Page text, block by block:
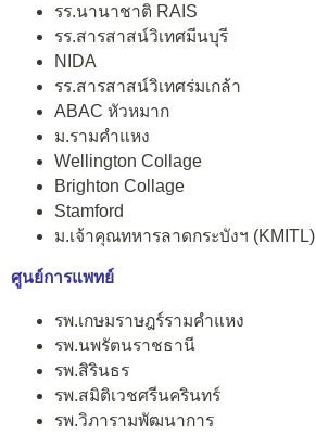
รร.นานาชาติ RAIS
รร.สารสาสน์วิเทศมีนบุรี
NIDA
รร.สารสาสน์วิเทศร่มเกล้า
ABAC หัวหมาก
ม.รามคำแหง
Wellington Collage
Brighton Collage
Stamford
ม.เจ้าคุณทหารลาดกระบังฯ (KMITL)
ศูนย์การแพทย์
รพ.เกษมราษฎร์รามคำแหง
รพ.นพรัตนราชธานี
รพ.สิรินธร
รพ.สมิติเวชศรีนครินทร์
รพ.วิภารามพัฒนาการ